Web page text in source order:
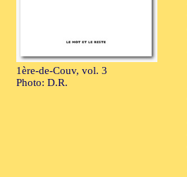
1ère-de-Couv, vol. 3
Photo: D.R.